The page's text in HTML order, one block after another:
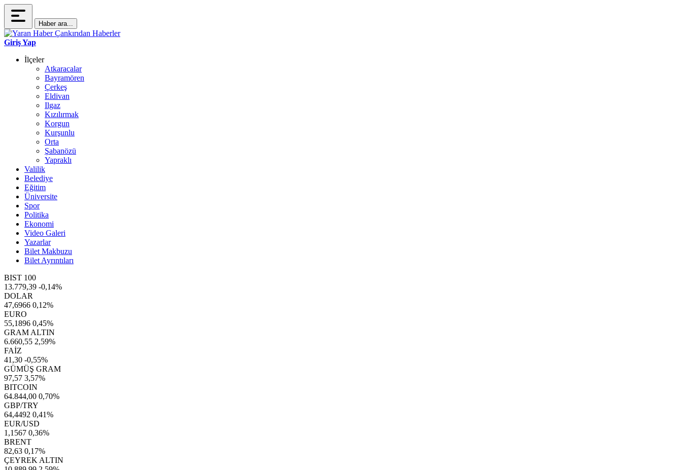
Haber ara...
Giriş Yap
İlçeler
Atkaracalar
Bayramören
Çerkeş
Eldivan
Ilgaz
Kızılırmak
Korgun
Kurşunlu
Orta
Şabanözü
Yapraklı
Valilik
Belediye
Eğitim
Üniversite
Spor
Politika
Ekonomi
Video Galeri
Yazarlar
Bilet Makbuzu
Bilet Ayrıntıları
BIST 100
13.779,39 -0,14%
DOLAR
47,6966 0,12%
EURO
55,1896 0,45%
GRAM ALTIN
6.660,55 2,59%
FAİZ
41,30 -0,55%
GÜMÜŞ GRAM
97,57 3,57%
BITCOIN
64.844,00 0,70%
GBP/TRY
64,4492 0,41%
EUR/USD
1,1567 0,36%
BRENT
82,63 0,17%
ÇEYREK ALTIN